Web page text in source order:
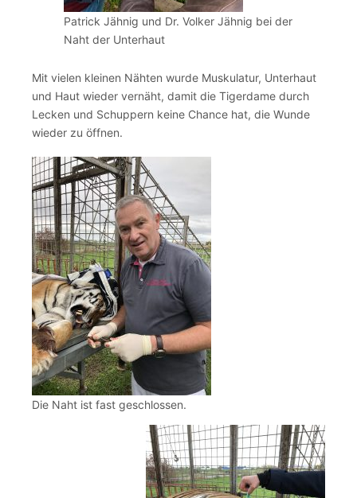
Patrick Jähnig und Dr. Volker Jähnig bei der
Naht der Unterhaut
Mit vielen kleinen Nähten wurde Muskulatur, Unterhaut
und Haut wieder vernäht, damit die Tigerdame durch
Lecken und Schuppern keine Chance hat, die Wunde
wieder zu öffnen.
Die Naht ist fast geschlossen.